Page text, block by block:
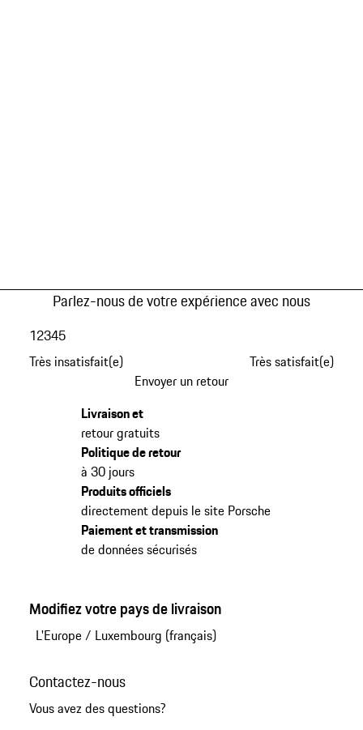
Parlez-nous de votre expérience avec nous
Très insatisfait(e)
12345
Très satisfait(e)
Envoyer un retour
Livraison et
retour gratuits
Politique de retour
à 30 jours
Produits officiels
directement depuis le site Porsche
Paiement et transmission
de données sécurisés
Modifiez votre pays de livraison
L'Europe/ Luxembourg (français)
Contactez-nous
Vous avez des questions?